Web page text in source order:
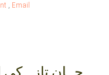
, Email